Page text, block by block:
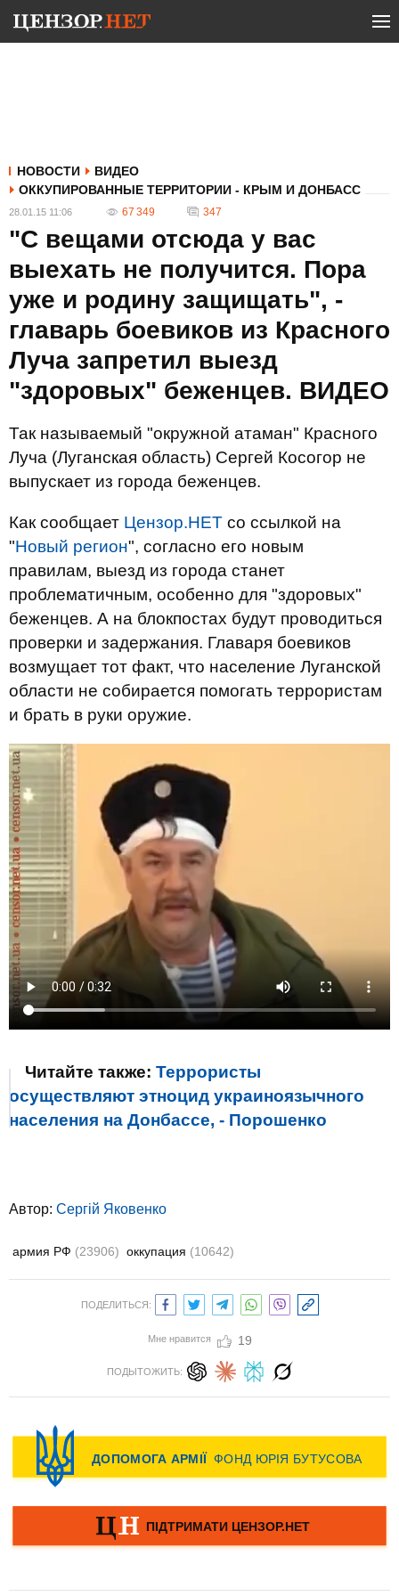
НОВОСТИ
ВИДЕО
ОККУПИРОВАННЫЕ ТЕРРИТОРИИ - КРЫМ И ДОНБАСС
28.01.15 11:06 67 349 347
"С вещами отсюда у вас
выехать не получится. Пора
уже и родину защищать", -
главарь боевиков из Красного
Луча запретил выезд
"здоровых" беженцев. ВИДЕО
Так называемый "окружной атаман" Красного
Луча (Луганская область) Сергей Косогор не
выпускает из города беженцев.
Как сообщает Цензор.НЕТ со ссылкой на
"Новый регион", согласно его новым
правилам, выезд из города станет
проблематичным, особенно для "здоровых"
беженцев. А на блокпостах будут проводиться
проверки и задержания. Главаря боевиков
возмущает тот факт, что население Луганской
области не собирается помогать террористам
и брать в руки оружие.
Читайте также: Террористы
осуществляют этноцид украиноязычного
населения на Донбассе, - Порошенко
Автор: Сергій Яковенко
армия РФ (23906) оккупация (10642)
ПОДЕЛИТЬСЯ:
Мне нравится 19
ПОДЫТОЖИТЬ: